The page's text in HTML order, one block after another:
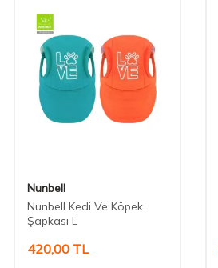
Nunbell
Nunbell Kedi Ve Köpek
Şapkası L
420,00 TL